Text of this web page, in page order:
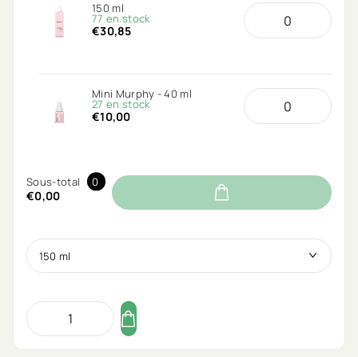
150 ml
77 en stock
€30,85
Mini Murphy - 40 ml
27 en stock
€10,00
Sous-total 0
€0,00